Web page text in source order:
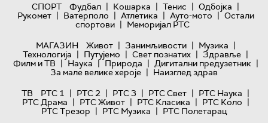
СПОРТ
Фудбал | Кошарка | Тенис | Одбојка |
Рукомет | Ватерполо | Атлетика | Ауто-мото | Остали
спортови | Меморијал РТС
МАГАЗИН
Живот | Занимљивости | Музика |
Технологијa | Путујемо | Свет познатих | Здравље |
Филм и ТВ | Наука | Природа | Дигитални предузетник |
За мале велике хероје | Наизглед здрав
ТВ
РТС 1 | РТС 2 | РТС 3 | РТС Свет | РТС Наука |
РТС Драма | РТС Живот | РТС Класика | РТС Коло |
РТС Трезор | РТС Музика | РТС Полетарац